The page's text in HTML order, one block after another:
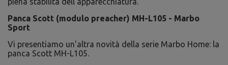
Panca Scott (modulo preacher) MH-L105 - Marbo
Sport
Vi presentiamo un'altra novità della serie Marbo Home: la
panca Scott MH-L105.